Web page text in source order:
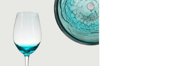
helder/lichtblauw, 440ml, met
een subtiel lichtblauw
kleurverloop met een
gecraqueleerde look onderaan
De ICE collectie bestaat uit
waterglazen, wijnglazen en